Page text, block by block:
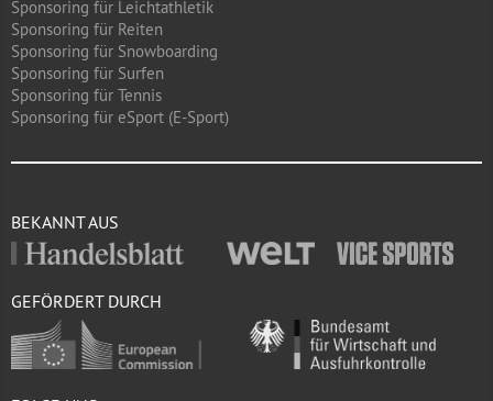
Sponsoring für Leichtathletik
Sponsoring für Reiten
Sponsoring für Snowboarding
Sponsoring für Surfen
Sponsoring für Tennis
Sponsoring für eSport (E-Sport)
BEKANNT AUS
GEFÖRDERT DURCH